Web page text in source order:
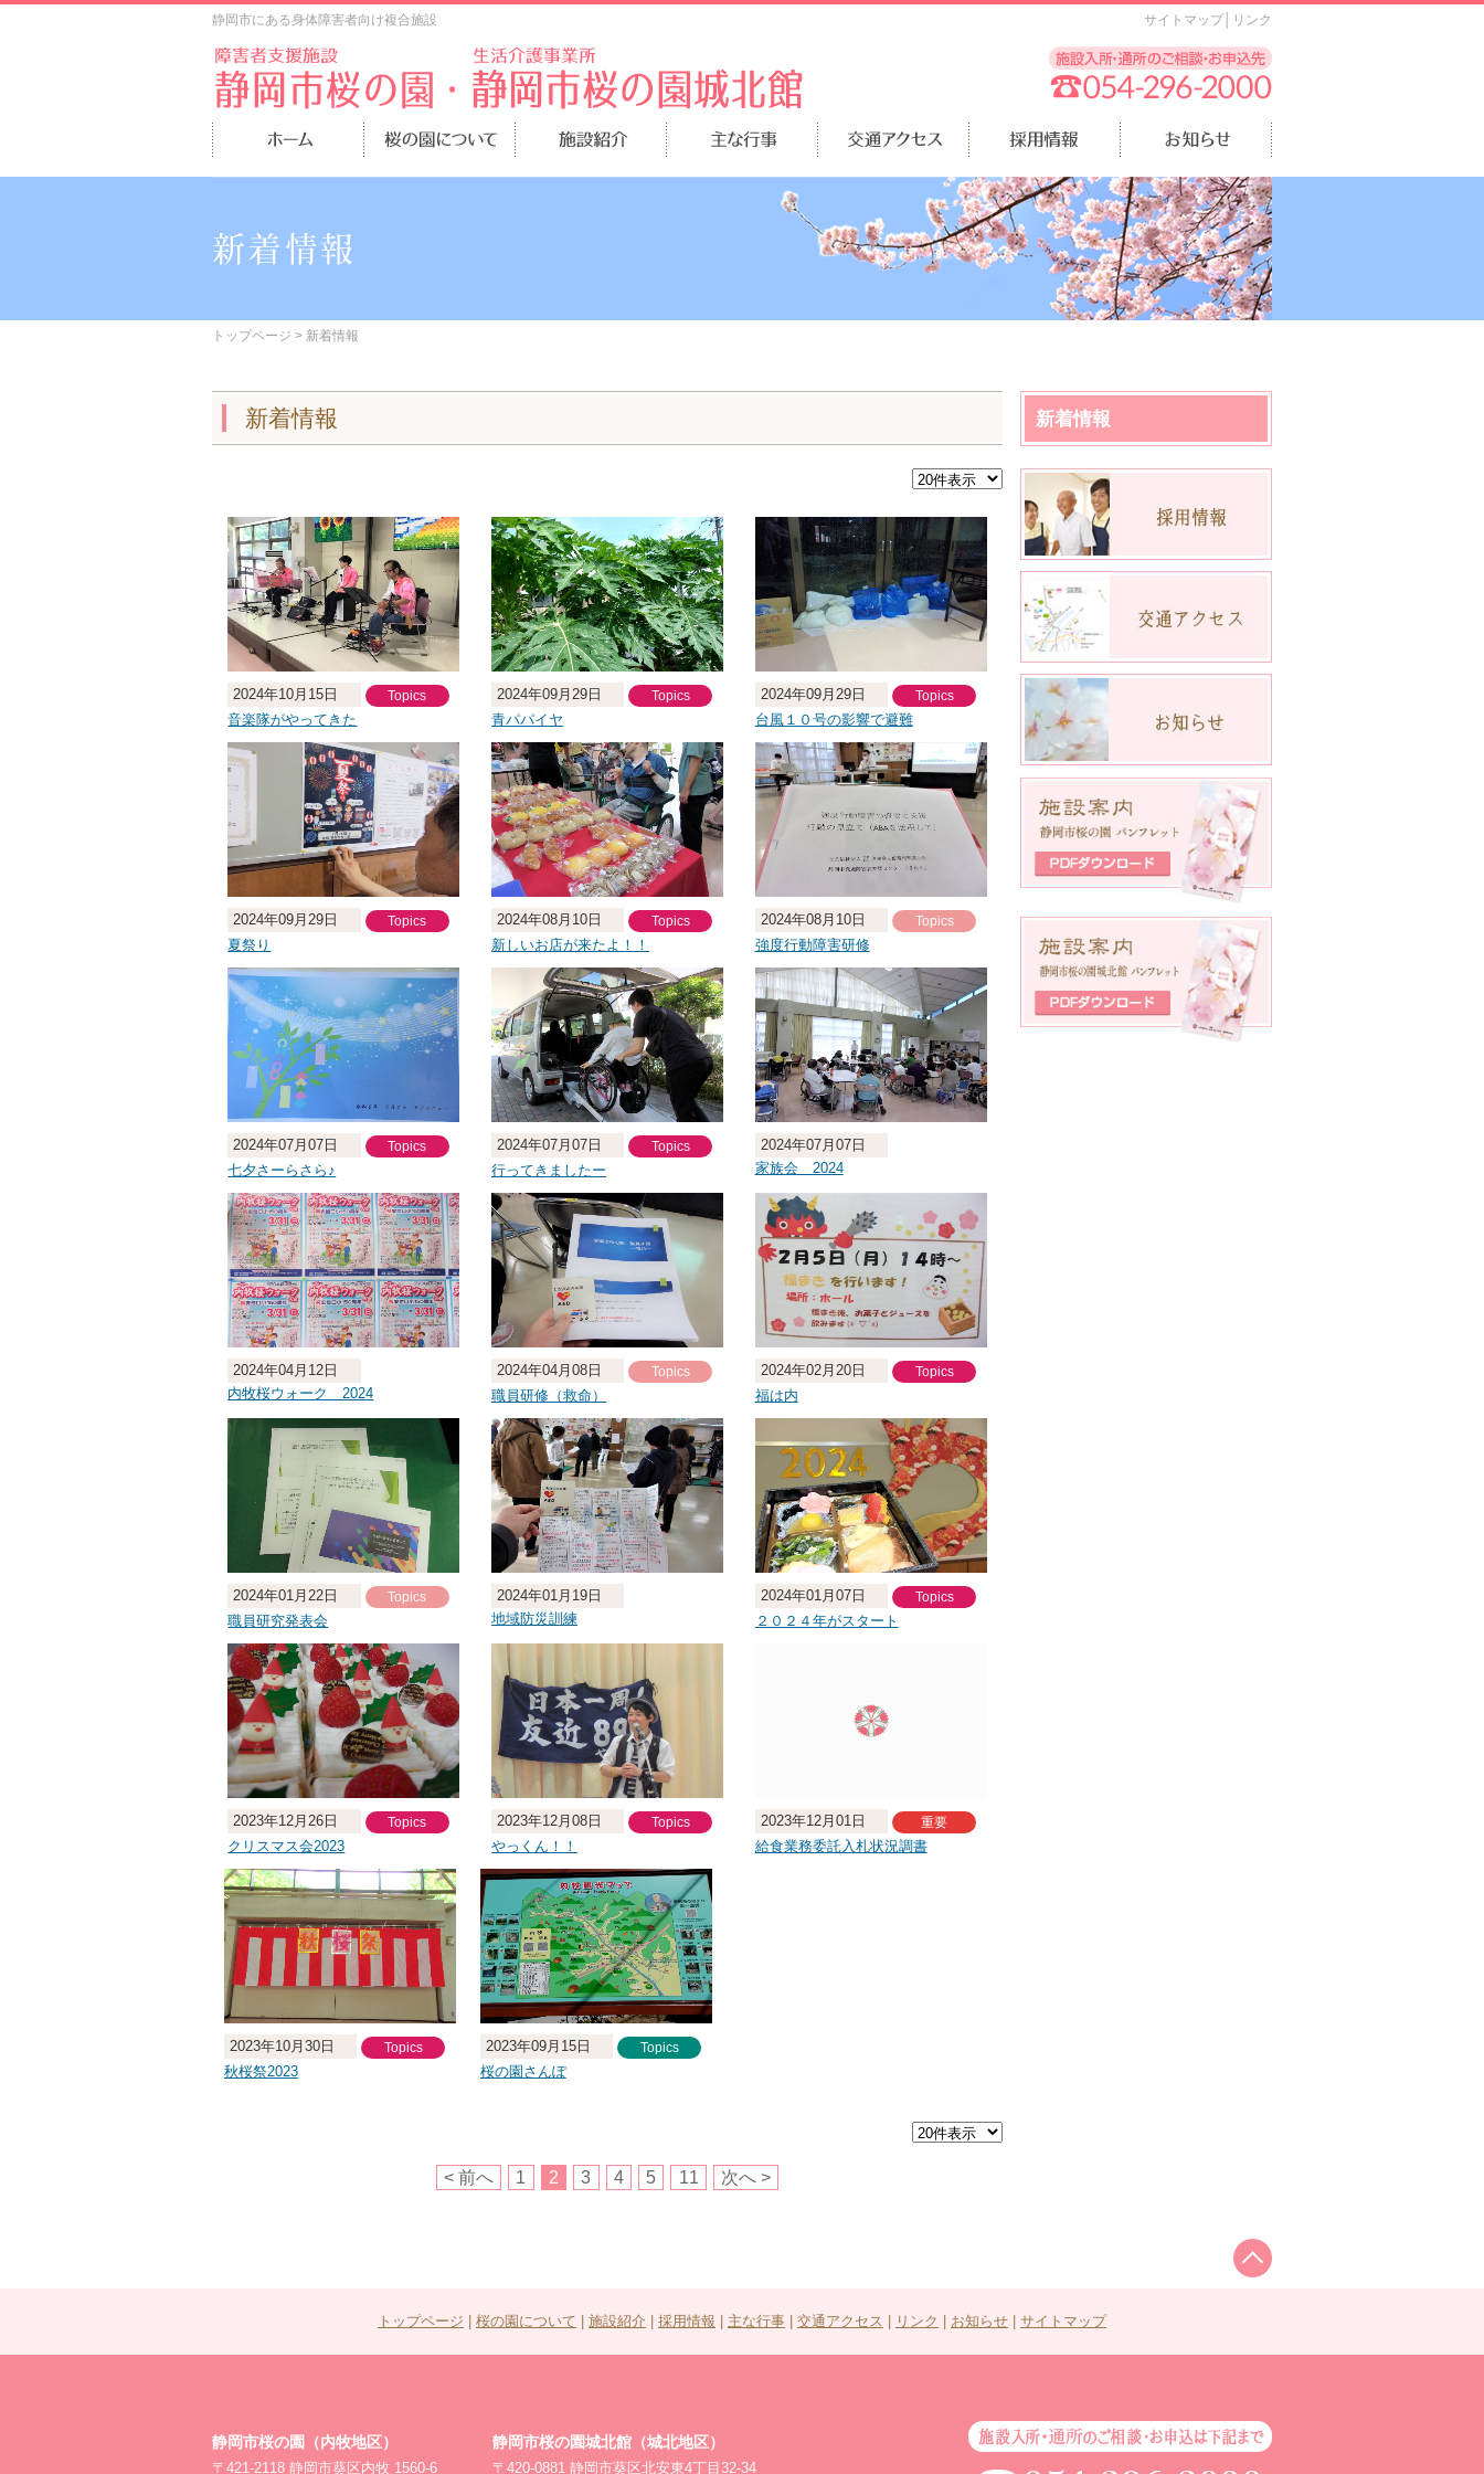
静岡市にある身体障害者向け複合施設 サイトマップ リンク
トップページ > 新着情報
新着情報
新着情報
2024年10月15日 Topics
音楽隊がやってきた
2024年09月29日 Topics
青パパイヤ
2024年09月29日 Topics
台風１０号の影響で避難
2024年09月29日 Topics
夏祭り
2024年08月10日 Topics
新しいお店が来たよ！！
2024年08月10日 Topics
強度行動障害研修
2024年07月07日 Topics
七夕さーらさら♪
2024年07月07日 Topics
行ってきましたー
2024年07月07日
家族会 2024
2024年04月12日
内牧桜ウォーク 2024
2024年04月08日 Topics
職員研修（救命）
2024年02月20日 Topics
福は内
2024年01月22日 Topics
職員研究発表会
2024年01月19日
地域防災訓練
2024年01月07日 Topics
２０２４年がスタート
2023年12月26日 Topics
クリスマス会2023
2023年12月08日 Topics
やっくん！！
2023年12月01日 重要
給食業務委託入札状況調書
2023年10月30日 Topics
秋桜祭2023
2023年09月15日 Topics
桜の園さんぽ
< 前へ 1 2 3 4 5 11 次へ >
トップページ 桜の園について 施設紹介 採用情報 主な行事 交通アクセス リンク お知らせ サイトマップ
静岡市桜の園（内牧地区）
〒421-2118 静岡市葵区内牧 1560-6
静岡市桜の園城北館（城北地区）
〒420-0881 静岡市葵区北安東4丁目32-34